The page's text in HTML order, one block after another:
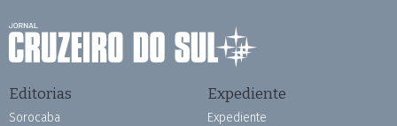
Editorias
Sorocaba
Expediente
Expediente